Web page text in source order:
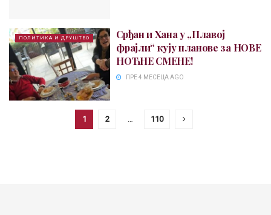
ПОЛИТИКА И ДРУШТВО
Срђан и Хана у „Плавој
фрајли“ кују планове за НОВЕ
НОЋНЕ СМЕНЕ!
ПРЕ 4 МЕСЕЦА AGO
1 2 110